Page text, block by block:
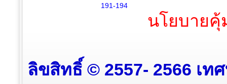
191-194
นโยบาย
ลิขสิทธิ์ © 2557- 2566 เท